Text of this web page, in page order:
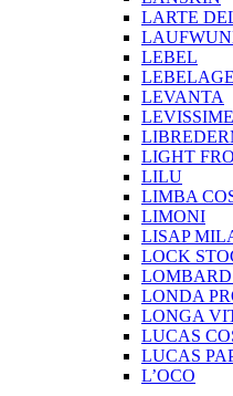
LARTE
LEBEL
LEBELAGE
LEVANTA
LEVISSIME
LIGHT
LILU
LIMBA
LIMONI
LISAP
LOCK
LONDA
LONGA
LUCAS
LUCAS
L’OCO